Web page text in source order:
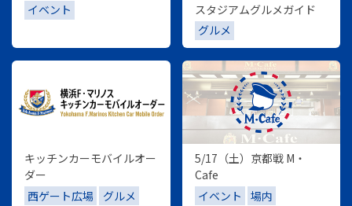
イベント
スタジアムグルメガイド
グルメ
キッチンカーモバイルオー
ダー
西ゲート広場
グルメ
5/17（土）京都戦 M・
Cafe
イベント
場内